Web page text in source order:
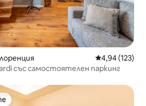
Средна
4,94 (123)
със самостоятелен паркинг